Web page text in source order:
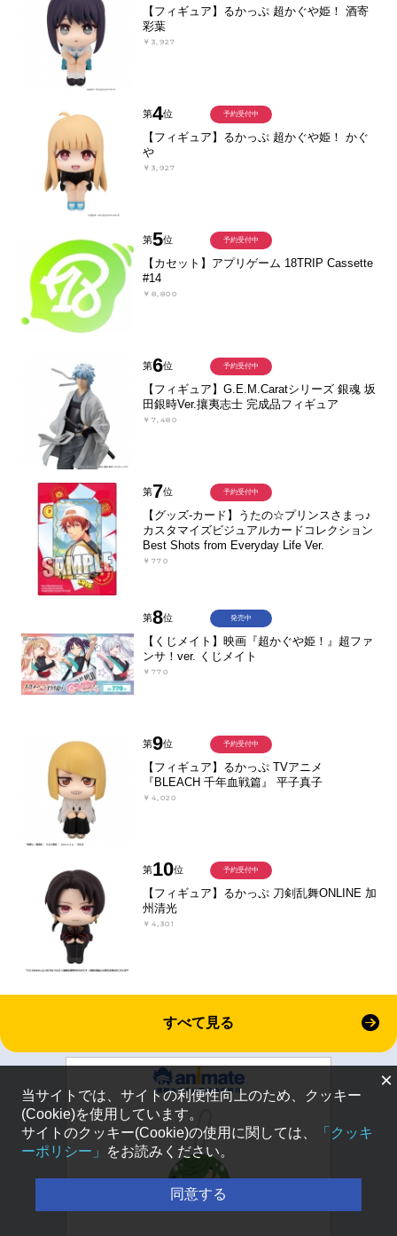
【フィギュア】るかっぷ 超かぐや姫！ 酒寄
彩葉
￥3,927
第4位
【フィギュア】るかっぷ 超かぐや姫！ かぐ
や
￥3,927
予約受付中
第5位
【カセット】アプリゲーム 18TRIP Cassette
#14
￥8,800
予約受付中
第6位
【フィギュア】G.E.M.Caratシリーズ 銀魂 坂
田銀時Ver.攘夷志士 完成品フィギュア
￥7,480
予約受付中
第7位
【グッズ-カード】うたの☆プリンスさまっ♪
カスタマイズビジュアルカードコレクション
Best Shots from Everyday Life Ver.
￥770
予約受付中
第8位
【くじメイト】映画『超かぐや姫！』超ファ
ンサ！ver. くじメイト
￥770
発売中
第9位
【フィギュア】るかっぷ TVアニメ
『BLEACH 千年血戦篇』 平子真子
￥4,020
予約受付中
第10位
【フィギュア】るかっぷ 刀剣乱舞ONLINE 加
州清光
￥4,301
予約受付中
すべて見る
×
当サイトでは、サイトの利便性向上のため、クッキー
(Cookie)を使用しています。
サイトのクッキー(Cookie)の使用に関しては、
「クッキ
ーポリシー」
をお読みください。
同意する